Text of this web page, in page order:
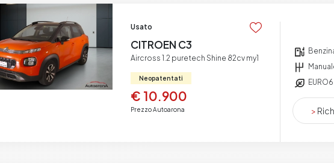
Usato
CITROEN C3
Aircross 1.2 puretech Shine 82cv my1
Neopatentati
€ 10.900
Prezzo Autoarona
EURO6
>